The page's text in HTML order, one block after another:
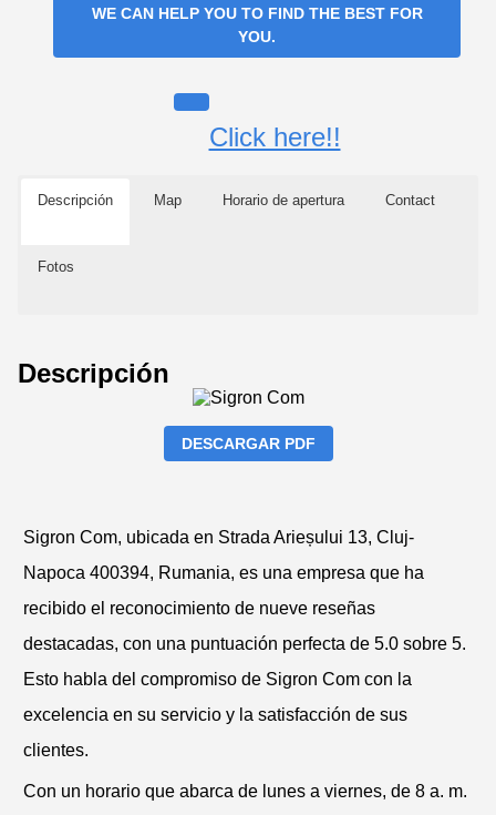
WE CAN HELP YOU TO FIND THE BEST FOR
YOU.
Click here!!
Descripción Map Horario de apertura Contact
Fotos
Descripción
DESCARGAR PDF
Sigron Com, ubicada en Strada Arieșului 13, Cluj-
Napoca 400394, Rumania, es una empresa que ha
recibido el reconocimiento de nueve reseñas
destacadas, con una puntuación perfecta de 5.0 sobre 5.
Esto habla del compromiso de Sigron Com con la
excelencia en su servicio y la satisfacción de sus
clientes.
Con un horario que abarca de lunes a viernes, de 8 a. m.